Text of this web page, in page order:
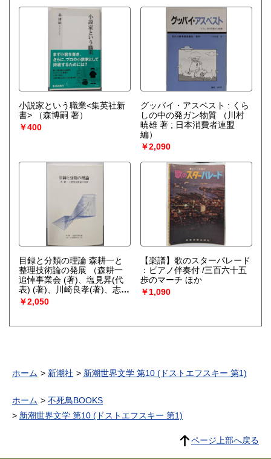
小説家という職業<集英社新
書>
（森博嗣 著）
￥400
グッバイ・アスベスト : くら
しの中の発ガン物質
（川村
暁雄 著 ; 日本消費者連盟
編）
￥2,090
目録と分類の理論 森耕一と
整理技術論の発展
（森耕一
追悼事業会 (著)、塩見昇(代
表) (著)、川崎良孝(著)、志保
田務 (著)、天満隆之輔 (著)、
拝田真紹(著)、深井耀子
(編集)）
￥2,050
【楽譜】歌のスターパレード
：ピアノ伴奏付 /三百六十五
歩のマーチ ほか
￥1,090
ホーム 新潮社 新潮世界文学 第10 (ドストエフスキー 第1)
ホーム
不死鳥BOOKS
新潮世界文学 第10 (ドストエフスキー 第1)
ページ上部へ戻る